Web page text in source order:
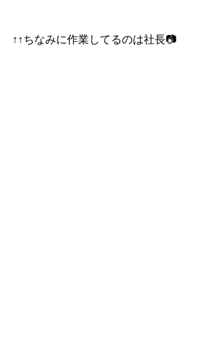
↑↑ちなみに作業してるのは社長📷